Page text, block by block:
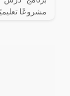
مشروعًا